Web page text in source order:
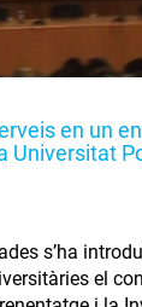
en un
Universitat
s’ha
el